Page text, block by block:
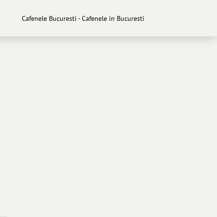
Cafenele Bucuresti - Cafenele in Bucuresti